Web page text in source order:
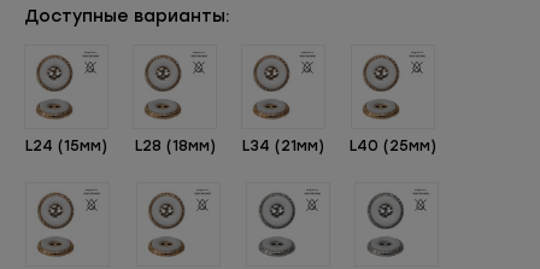
Доступные варианты:
L24 (15мм) L28 (18мм) L34 (21мм) L40 (25мм)